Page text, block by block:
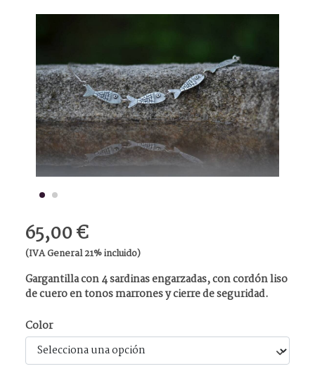
65,00 €
(IVA General 21% incluido)
Gargantilla con 4 sardinas engarzadas, con cordón liso
de cuero en tonos marrones y cierre de seguridad.
Color